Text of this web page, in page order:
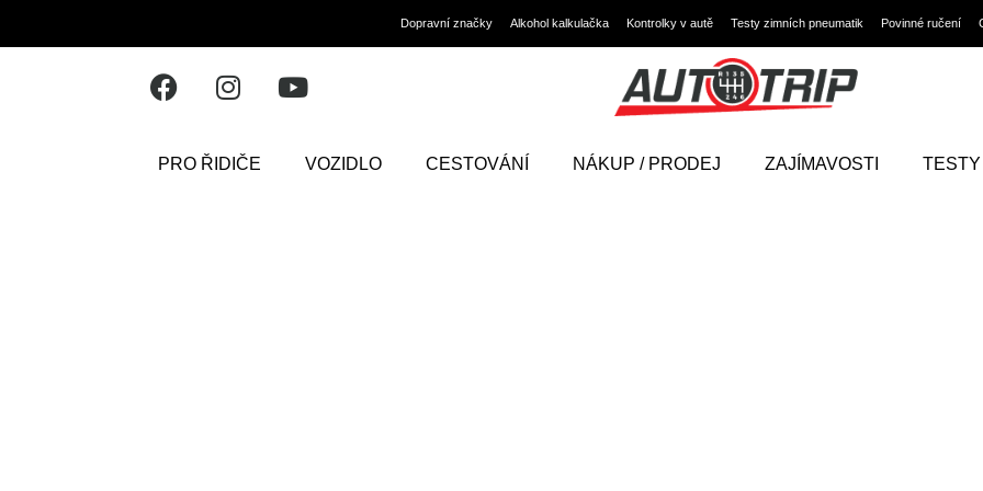
Dopravní značky Alkohol kalkulačka Kontrolky v autě Testy zimních pneumatik Povinné ručení
PRO ŘIDIČE VOZIDLO CESTOVÁNÍ NÁKUP / PRODEJ ZAJÍMAVOSTI TESTY